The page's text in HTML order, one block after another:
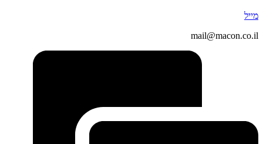
מייל
mail@macon.co.il